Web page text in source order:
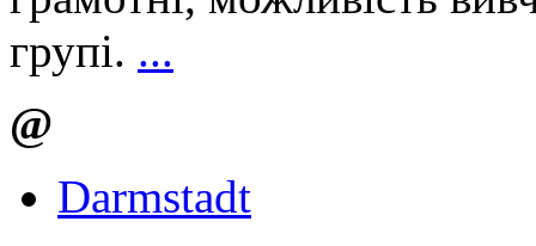
групі. ...
@
Darmstadt